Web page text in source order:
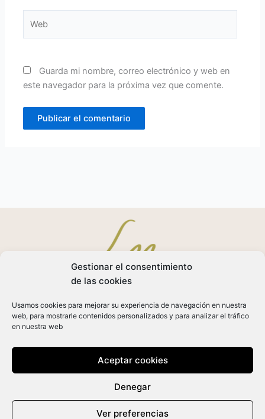
Gestionar el consentimiento
de las cookies
Usamos cookies para mejorar su experiencia de navegación en nuestra
web, para mostrarle contenidos personalizados y para analizar el tráfico
en nuestra web
Aceptar cookies
Denegar
Ver preferencias
Guarda mi nombre, correo electrónico y web en
este navegador para la próxima vez que comente.
Aviso Legal
Política de Cookies